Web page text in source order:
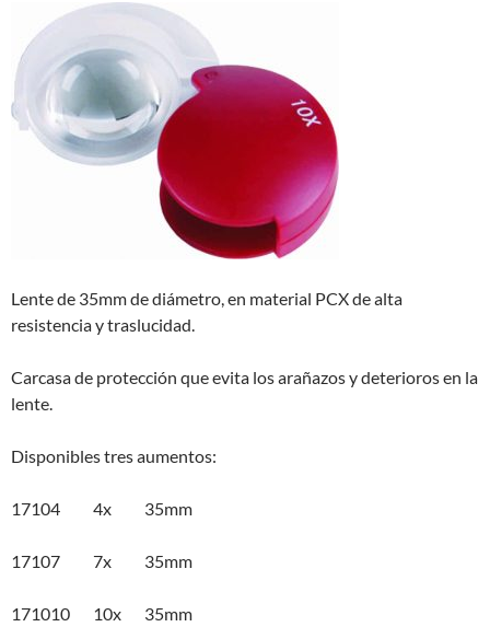
Lente de 35mm de diámetro, en material PCX de alta
resistencia y traslucidad.
Carcasa de protección que evita los arañazos y deterioros en la
lente.
Disponibles tres aumentos:
17104 4x 35mm
17107 7x 35mm
171010 10x 35mm